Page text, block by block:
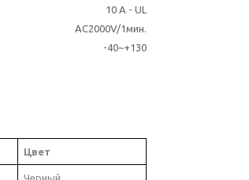
10 A - UL
AC2000V/1мин.
-40~+130
Цвет
Черный